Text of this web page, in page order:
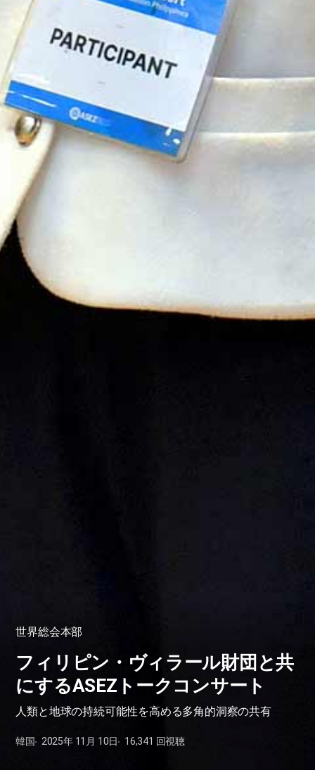
世界総会本部
フィリピン・ヴィラール財団と共
にするASEZトークコンサート
人類と地球の持続可能性を高める多角的洞察の共有
韓国 2025年 11月 10日 16,341 回視聴